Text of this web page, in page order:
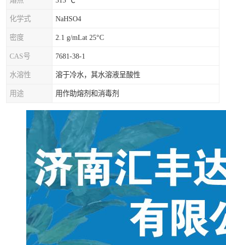
化学式 NaHSO4
密度 2.1 g/mLat 25°C
CAS号 7681-38-1
水溶性 溶于冷水，其水溶液呈酸性
用途 用作助熔剂和消毒剂